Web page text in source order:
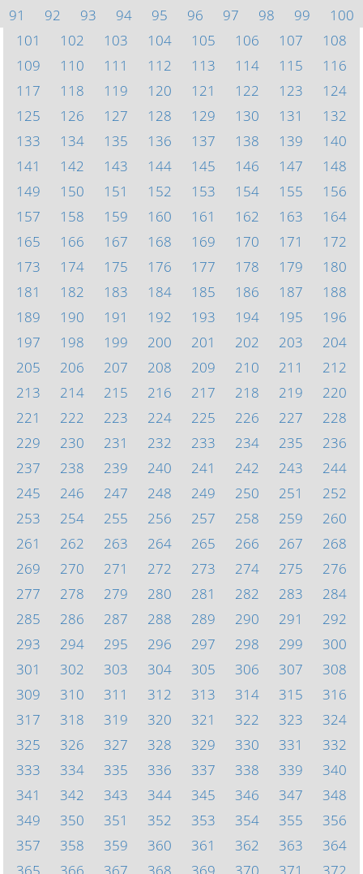
91
92 93 94 95 96 97 98 99
100
101
102 103 104 105 106 107
108
109
110 111 112 113 114 115
116
117
118 119 120 121 122 123
124
125
126 127 128 129 130 131
132
133
134 135 136 137 138 139
140
141
142 143 144 145 146 147
148
149
150 151 152 153 154 155
156
157
158 159 160 161 162 163
164
165
166 167 168 169 170 171
172
173
174 175 176 177 178 179
180
181
182 183 184 185 186 187
188
189
190 191 192 193 194 195
196
197
198 199 200 201 202 203
204
205
206 207 208 209 210 211
212
213
214 215 216 217 218 219
220
221
222 223 224 225 226 227
228
229
230 231 232 233 234 235
236
237
238 239 240 241 242 243
244
245
246 247 248 249 250 251
252
253
254 255 256 257 258 259
260
261
262 263 264 265 266 267
268
269
270 271 272 273 274 275
276
277
278 279 280 281 282 283
284
285
286 287 288 289 290 291
292
293
294 295 296 297 298 299
300
301
302 303 304 305 306 307
308
309
310 311 312 313 314 315
316
317
318 319 320 321 322 323
324
325
326 327 328 329 330 331
332
333
334 335 336 337 338 339
340
341
342 343 344 345 346 347
348
349
350 351 352 353 354 355
356
357
358 359 360 361 362 363
364